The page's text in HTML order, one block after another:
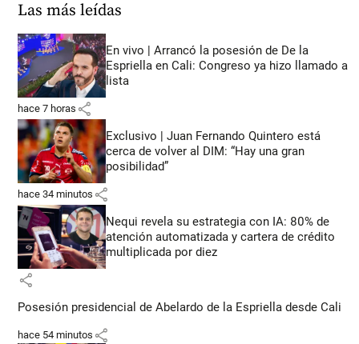
Las más leídas
En vivo | Arrancó la posesión de De la
Espriella en Cali: Congreso ya hizo llamado a
lista
hace 7 horas share
Exclusivo | Juan Fernando Quintero está
cerca de volver al DIM: “Hay una gran
posibilidad”
hace 34 minutos share
Nequi revela su estrategia con IA: 80% de
atención automatizada y cartera de crédito
multiplicada por diez
share
Posesión presidencial de Abelardo de la Espriella desde Cali
hace 54 minutos share